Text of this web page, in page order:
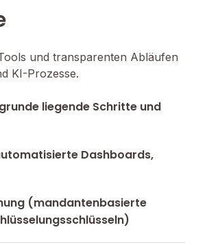
und transparenten Abläufen
KI-Prozesse.
liegende Schritte und
Dashboards,
(mandantenbasierte